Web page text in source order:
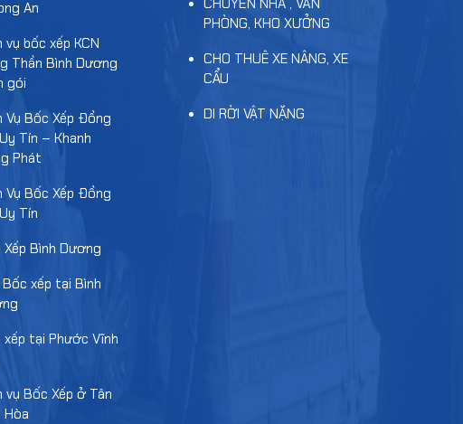
An
vụ bốc xếp KCN
Thần Bình Dương
gói
Vụ Bốc Xếp Đồng
Tín – Khanh
Phát
Vụ Bốc Xếp Đồng
Tín
Bình Dương
Bốc xếp tại Bình
xếp tại Phước Vĩnh
vụ Bốc Xếp ở Tân
Hòa
PHÒNG, KHO XƯỞNG
CHO THUÊ XE NÂNG, XE
CẨU
DI RỜI VẬT NẶNG